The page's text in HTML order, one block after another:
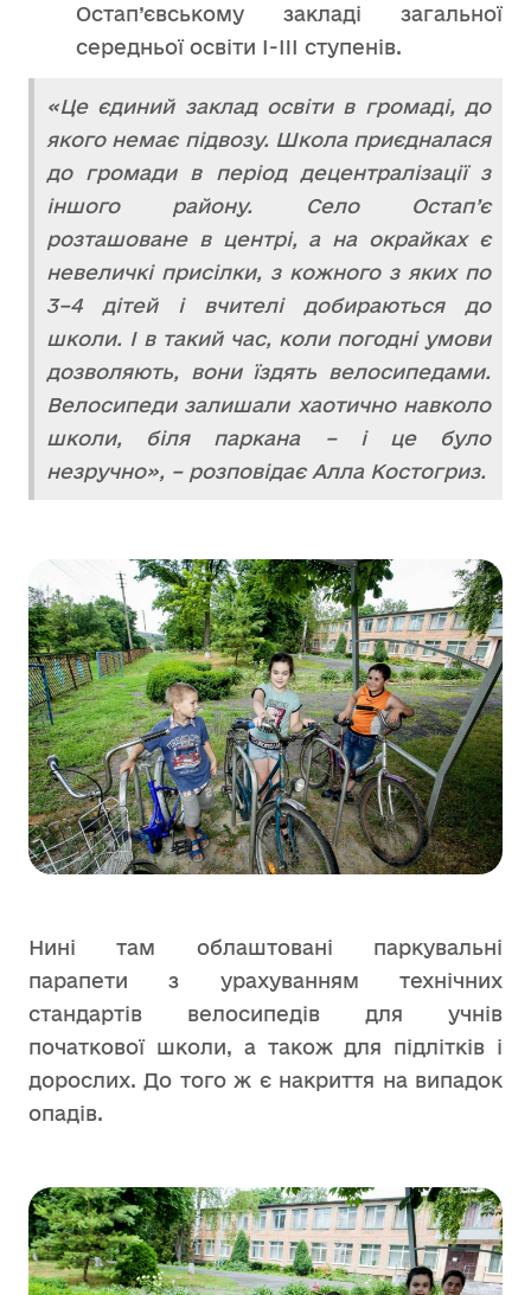
Остап’євському закладі загальної
середньої освіти І-III ступенів.
«Це єдиний заклад освіти в громаді, до
якого немає підвозу. Школа приєдналася
до громади в період децентралізації з
іншого району. Село Остап’є
розташоване в центрі, а на окрайках є
невеличкі присілки, з кожного з яких по
3–4 дітей і вчителі добираються до
школи. І в такий час, коли погодні умови
дозволяють, вони їздять велосипедами.
Велосипеди залишали хаотично навколо
школи, біля паркана – і це було
незручно», – розповідає Алла Костогриз.
Нині там облаштовані паркувальні
парапети з урахуванням технічних
стандартів велосипедів для учнів
початкової школи, а також для підлітків і
дорослих. До того ж є накриття на випадок
опадів.